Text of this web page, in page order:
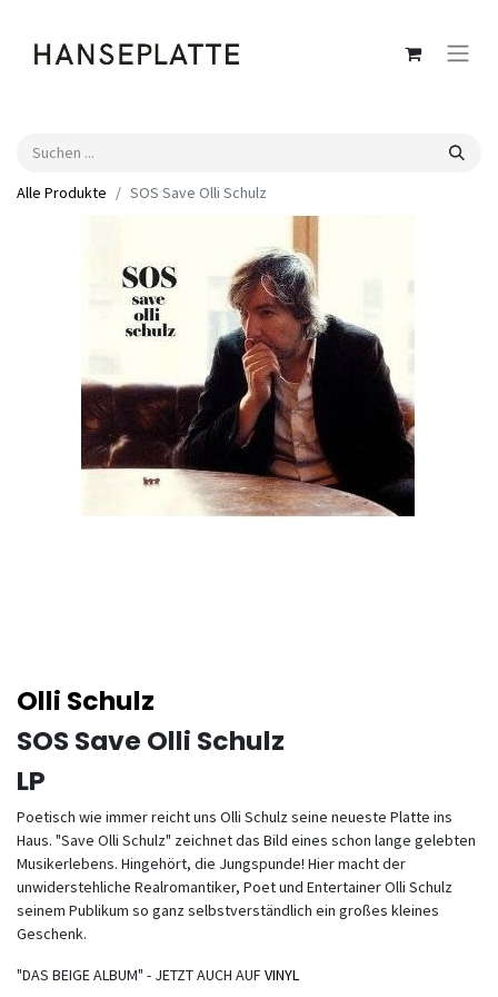
Alle Produkte SOS Save Olli Schulz
Olli Schulz
SOS Save Olli Schulz
LP
Poetisch wie immer reicht uns Olli Schulz seine neueste Platte ins
Haus. "Save Olli Schulz" zeichnet das Bild eines schon lange gelebten
Musikerlebens. Hingehört, die Jungspunde! Hier macht der
unwiderstehliche Realromantiker, Poet und Entertainer Olli Schulz
seinem Publikum so ganz selbstverständlich ein großes kleines
Geschenk.
"DAS BEIGE ALBUM" - JETZT AUCH AUFVINYL